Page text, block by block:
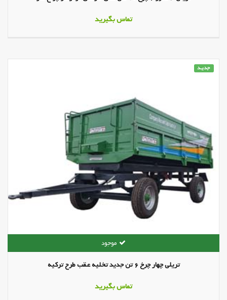
تماس بگیرید
جدیـد
تریلی چهار چرخ 6 تن جدید تخلیه عقب طرح ترکیه
تماس بگیرید